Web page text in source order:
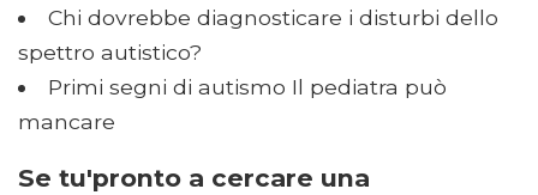
Chi dovrebbe diagnosticare i disturbi dello
spettro autistico?
Primi segni di autismo Il pediatra può
mancare
Se tu'pronto a cercare una